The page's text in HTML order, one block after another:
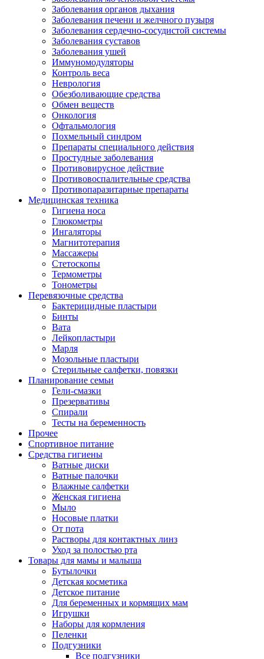
Заболевания органов дыхания
Заболевания печени и желчного пузыря
Заболевания сердечно-сосудистой системы
Заболевания суставов
Заболевания ушей
Иммуномодуляторы
Контроль веса
Неврология
Обезболивающие средства
Обмен веществ
Онкология
Офтальмология
Похмельный синдром
Препараты специального действия
Простудные заболевания
Противовирусное действие
Противовоспалительные средства
Противопаразитарные препараты
Медицинская техника
Гигиена носа
Глюкометры
Ингаляторы
Магнитотерапия
Массажеры
Стетоскопы
Термометры
Тонометры
Перевязочные средства
Бактерицидные пластыри
Бинты
Вата
Лейкопластыри
Марля
Мозольные пластыри
Стерильные салфетки, повязки
Планирование семьи
Гели-смазки
Презервативы
Спирали
Тесты на беременность
Прочее
Спортивное питание
Средства гигиены
Ватные диски
Ватные палочки
Влажные салфетки
Женская гигиена
Мыло
Носовые платки
От пота
Растворы для контактных линз
Уход за полостью рта
Товары для мамы и малыша
Бутылочки
Детская косметика
Детское питание
Для беременных и кормящих мам
Игрушки
Наборы для кормления
Пеленки
Подгузники
Все подгузники